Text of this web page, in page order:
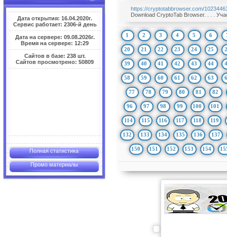
Дата открытия: 16.04.2020г.
Сервис работает: 2306-й день
Дата на сервере: 09.08.2026г.
Время на сервере: 12:29
Сайтов в базе: 238 шт.
Сайтов просмотрено: 50809
Полная статистика
Промо материалы
https://cryptotabbrowser.com/
Download CryptoTab Browser. . . .
1 2 3 4 5 6
20 21 22 23 24 25
39 40 41 42 43 44
58 59 60 61 62 63
77 78 79 80 81 82
96 97 98 99 100 101
114 115 116 117 118 119
132 133 134 135 136 137
150 151 152 153 154